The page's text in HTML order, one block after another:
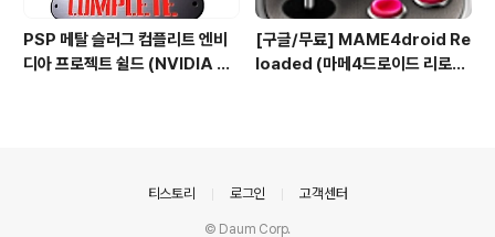
PSP 메탈 슬러그 컴플리트 엔비
디아 프로젝트 쉴드 (NVIDIA SH
[구글/무료] MAME4droid Re
loaded (마메4드로이드 리로디
티스토리 로그인 고객센터
© Daum Corp.